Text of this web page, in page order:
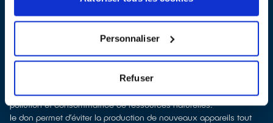
Personnaliser
Refuser
reprise en magasinparfois même sans condition d’achat selon la
surface de vente
nous remettent ensuite les appareils collectés afin que nous
prenions en charge leur dépollution et leur recyclage.
Recycler, c’est économiser les ressources et réduire l’impact
La fabrication d’équipements électriques neufs est génératrice de
pollution et consommatrice de ressources naturelles.
le don permet d’éviter la production de nouveaux appareils tout